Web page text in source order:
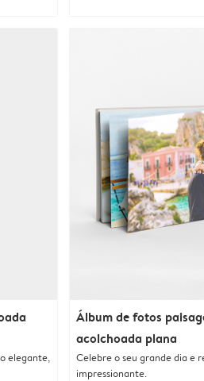
elegante,
Álbum de fotos
acolchoada plana
Celebre o seu grande dia e
impressionante.